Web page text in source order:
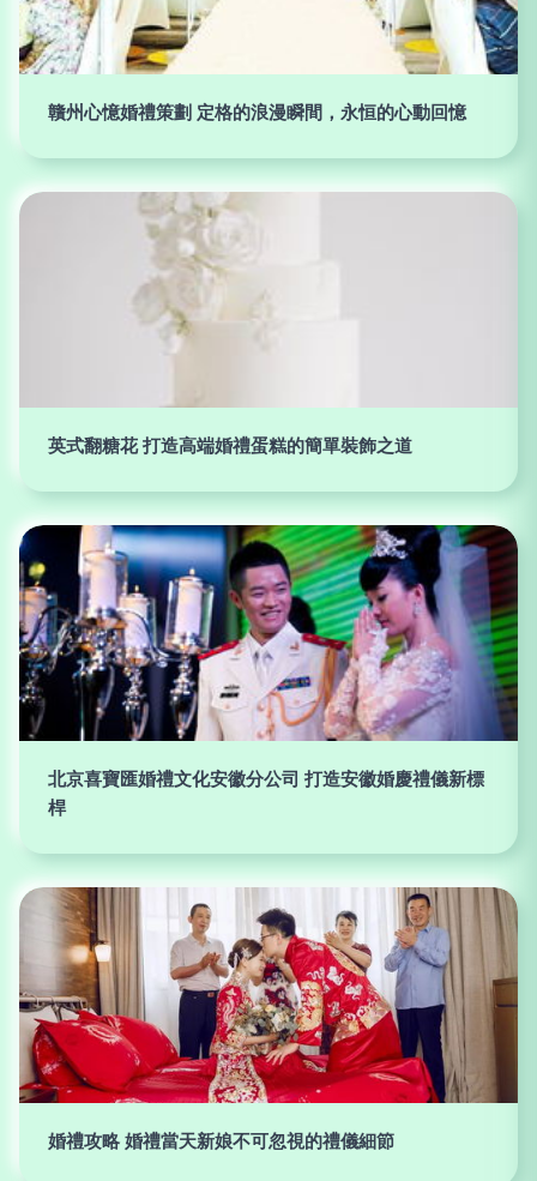
贛州心憶婚禮策劃 定格的浪漫瞬間，永恒的心動回憶
英式翻糖花 打造高端婚禮蛋糕的簡單裝飾之道
北京喜寶匯婚禮文化安徽分公司 打造安徽婚慶禮儀新標
桿
婚禮攻略 婚禮當天新娘不可忽視的禮儀細節